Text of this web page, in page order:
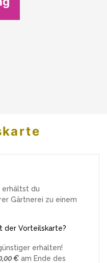
erhältst du
Gärtnerei zu einem
der Vorteilskarte?
erhalten!
€ am Ende des